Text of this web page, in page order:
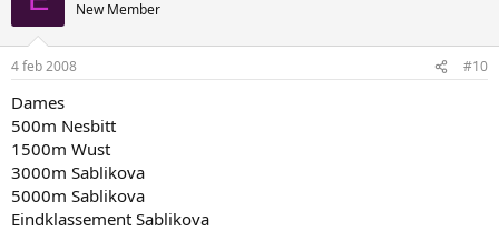
New Member
4 feb 2008 #10
Dames
500m Nesbitt
1500m Wust
3000m Sablikova
5000m Sablikova
Eindklassement Sablikova